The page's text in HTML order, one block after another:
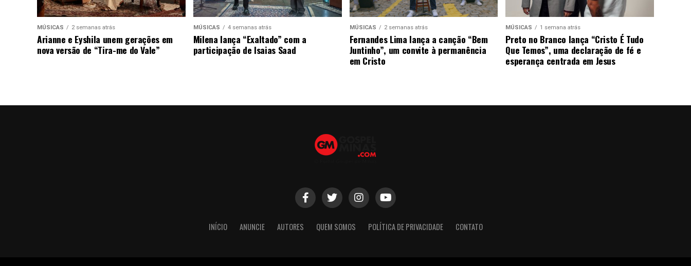
MÚSICAS 2 semanas atrás
Arianne e Eyshila unem gerações em
nova versão de “Tira-me do Vale”
MÚSICAS 4 semanas atrás
Milena lança “Exaltado” com a
participação de Isaias Saad
MÚSICAS 2 semanas atrás
Fernandes Lima lança a canção “Bem
Juntinho”, um convite à permanência
em Cristo
MÚSICAS 1 semana atrás
Preto no Branco lança “Cristo É Tudo
Que Temos”, uma declaração de fé e
esperança centrada em Jesus
INÍCIO ANUNCIE AUTORES QUEM SOMOS POLÍTICA DE PRIVACIDADE CONTATO